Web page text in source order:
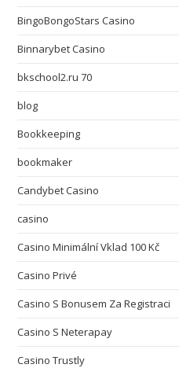
BingoBongoStars Casino
Binnarybet Casino
bkschool2.ru 70
blog
Bookkeeping
bookmaker
Candybet Casino
casino
Casino Minimální Vklad 100 Kč
Casino Privé
Casino S Bonusem Za Registraci
Casino S Neterapay
Casino Trustly